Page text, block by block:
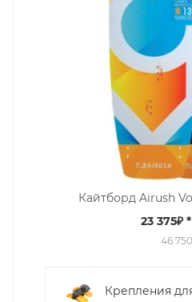
Кайтборд Airush
23 375₽*
46
Крепления